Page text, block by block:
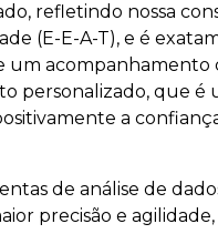
refletindo nossa
(E-E-A-T), e é
um
personalizado, que é
a
de análise de
precisão e